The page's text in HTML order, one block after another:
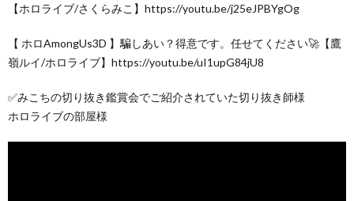
【ホロライブ/さくらみこ】https://youtu.be/j25eJPBYgOg
【 ホロAmongUs3D 】騙しあい？得意です。任せてください🚀【鷹
嶺ルイ/ホロライブ】https://youtu.be/uI1upG84jU8
✅みこちの切り抜き鑑賞会でご紹介されていた切り抜き師様
ホロライブの部屋様